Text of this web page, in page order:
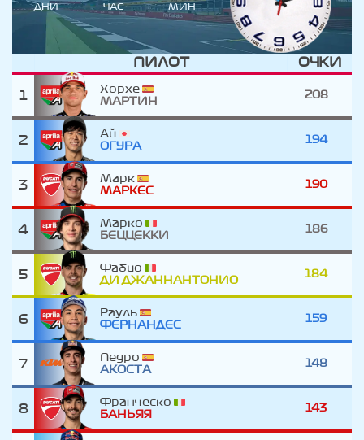
ДНИ ЧАС МИН
ПИЛОТ ОЧКИ
1
Хорхе
МАРТИН
208
2
Ай
ОГУРА
194
3
Марк
МАРКЕС
190
4
Марко
БЕЦЦЕККИ
186
5
Фабио
ДИ ДЖАННАНТОНИО
184
6
Рауль
ФЕРНАНДЕС
159
7
Педро
АКОСТА
148
8
Франческо
БАНЬЯЯ
143